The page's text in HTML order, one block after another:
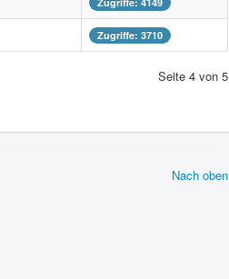
Zugriffe: 3710
Seite 4 von 5
Nach oben